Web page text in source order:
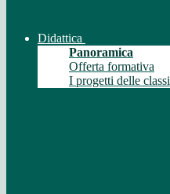
Didattica
Panoramica
Offerta formativa
I progetti delle classi